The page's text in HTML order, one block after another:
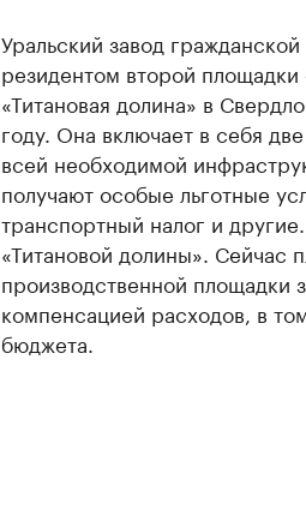
Уральский завод
резидентом второй
«Титановая долина» в
году. Она включает в себя
всей необходимой
получают особые льготные
транспортный налог и
«Титановой долины». Сейчас
производственной площадки
компенсацией расходов, в
бюджета.